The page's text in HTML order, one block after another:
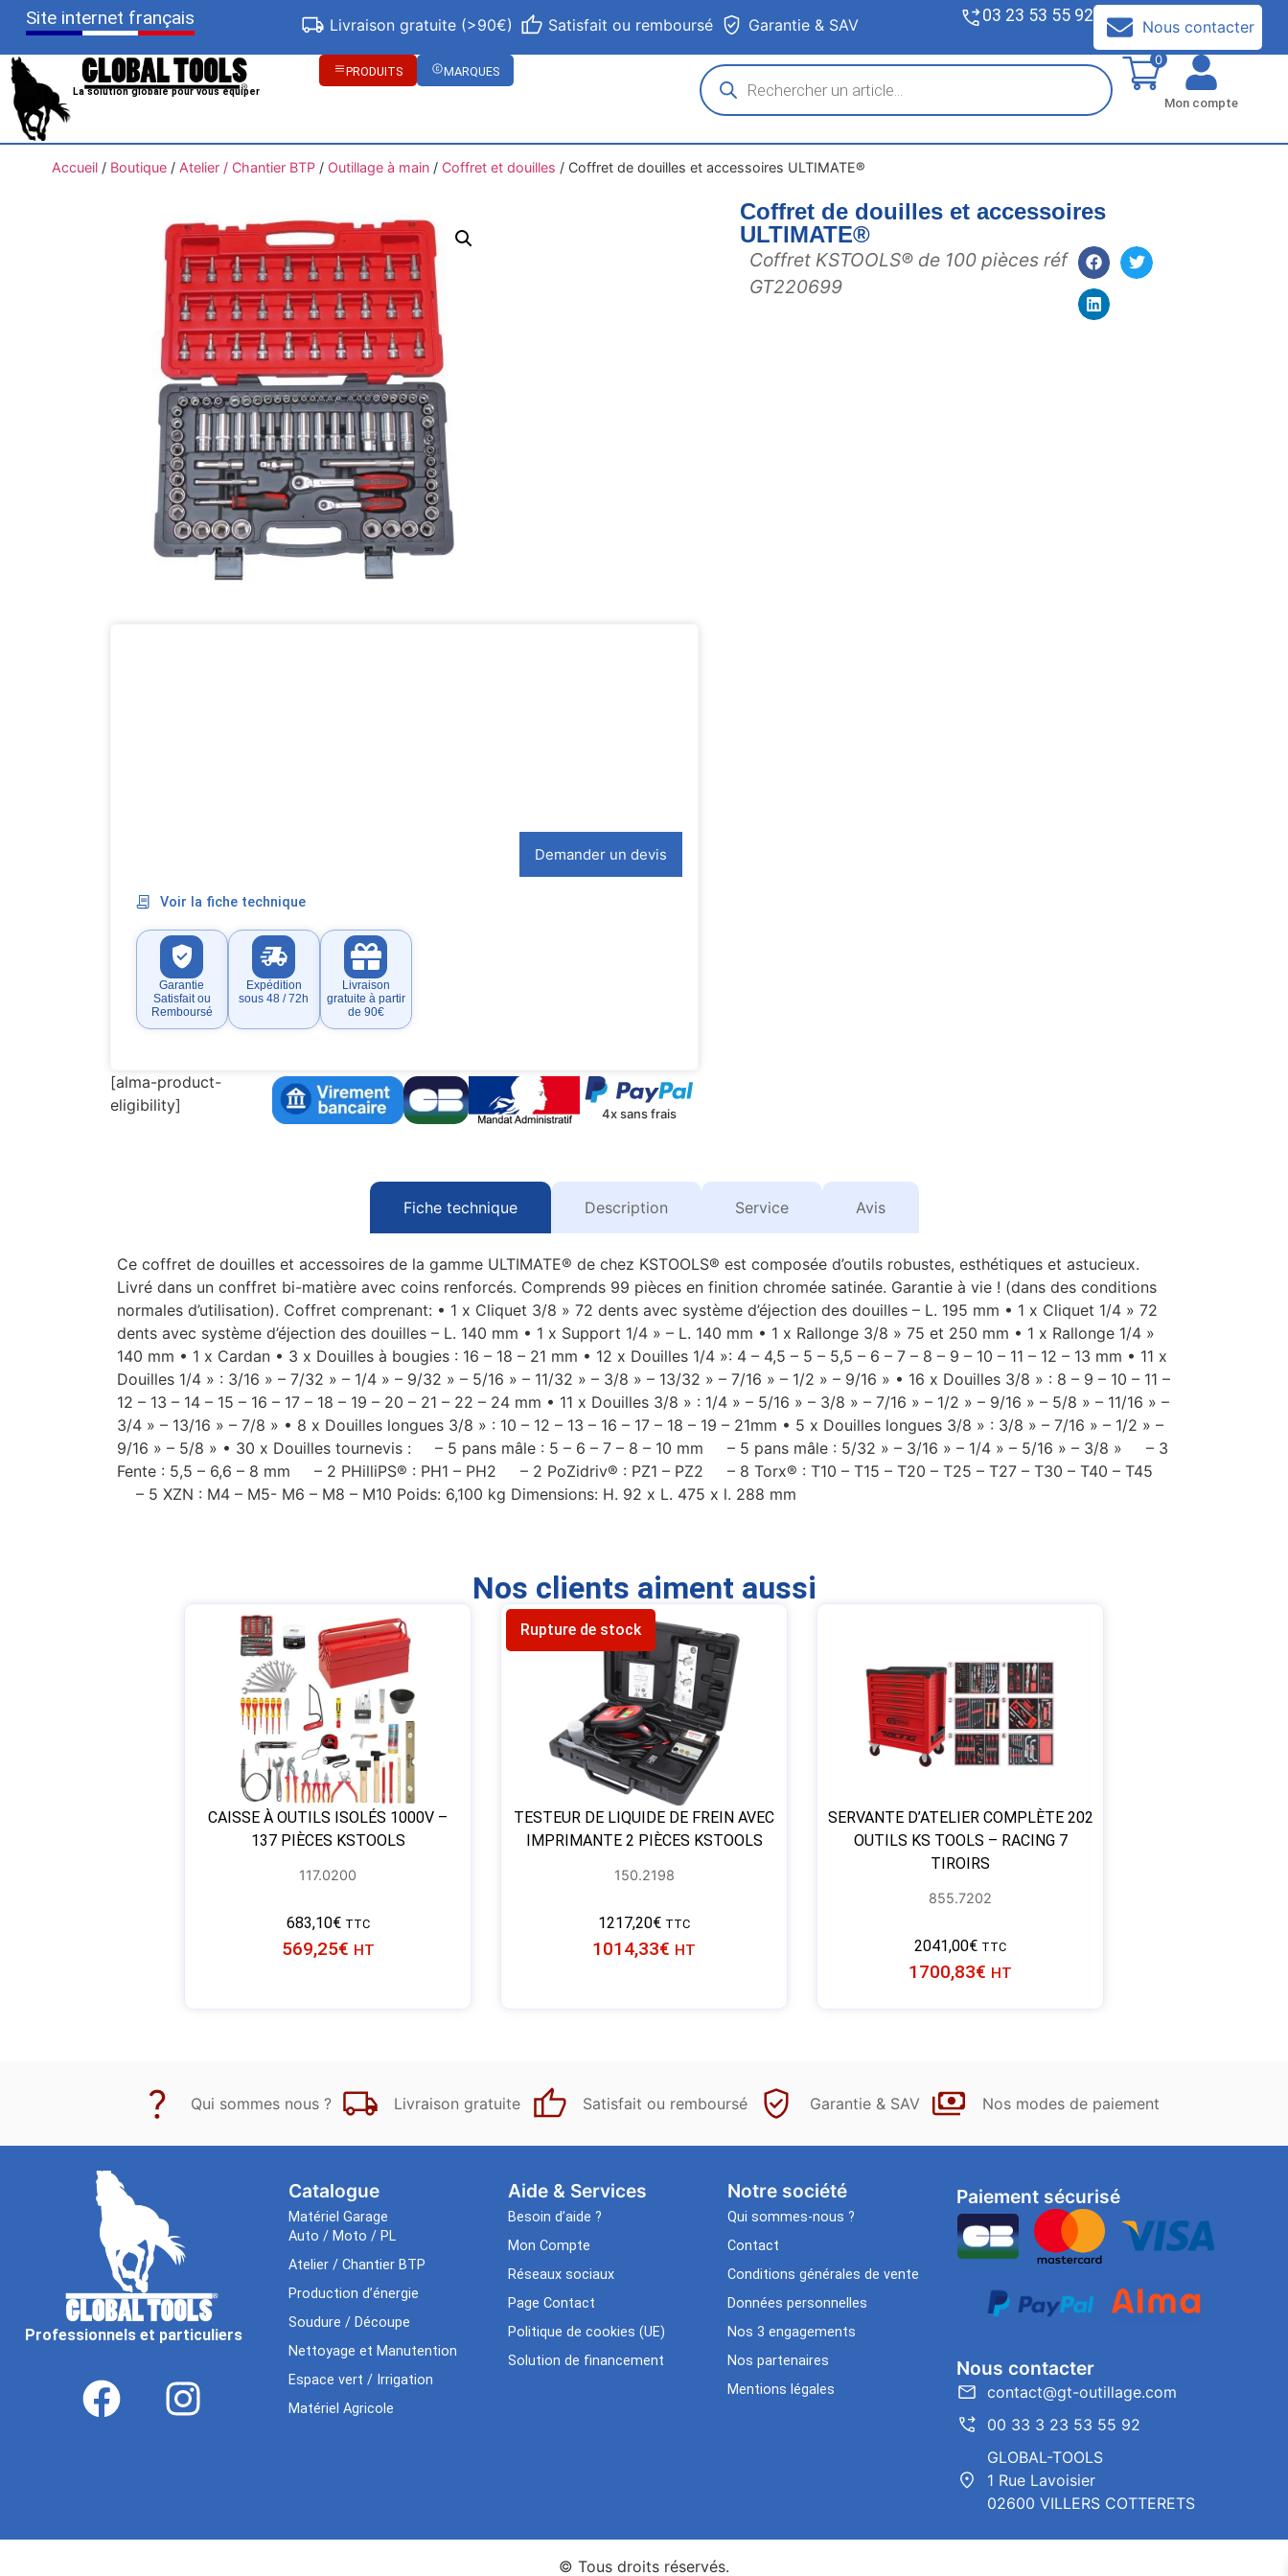
Site internet français Livraison gratuite (>90€) Satisfait ou remboursé Garantie & SAV 03 23 53 55 92
Nous contacter
La solution globale pour vous équiper
PRODUITS MARQUES
0
Mon compte
Accueil/ Boutique/ Atelier / Chantier BTP/ Outillage à main/ Coffret et douilles / Coffret de douilles et accessoires ULTIMATE®
Coffret de douilles et accessoires
ULTIMATE®
Coffret KSTOOLS® de 100 pièces réf
GT220699
Demander un devis
Voir la fiche technique
Garantie
Satisfait ou
Remboursé
Expédition
sous 48 / 72h
Livraison
gratuite à partir
de 90€
[alma-product-
eligibility]
4x sans frais
Fiche technique Description Service Avis
Ce coffret de douilles et accessoires de la gamme ULTIMATE® de chez KSTOOLS® est composée d’outils robustes, esthétiques et astucieux.
Livré dans un conffret bi-matière avec coins renforcés. Comprends 99 pièces en finition chromée satinée. Garantie à vie ! (dans des conditions
normales d’utilisation). Coffret comprenant: • 1 x Cliquet 3/8 » 72 dents avec système d’éjection des douilles – L. 195 mm • 1 x Cliquet 1/4 » 72
dents avec système d’éjection des douilles – L. 140 mm • 1 x Support 1/4 » – L. 140 mm • 1 x Rallonge 3/8 » 75 et 250 mm • 1 x Rallonge 1/4 »
140 mm • 1 x Cardan • 3 x Douilles à bougies : 16 – 18 – 21 mm • 12 x Douilles 1/4 »: 4 – 4,5 – 5 – 5,5 – 6 – 7 – 8 – 9 – 10 – 11 – 12 – 13 mm • 11 x
Douilles 1/4 » : 3/16 » – 7/32 » – 1/4 » – 9/32 » – 5/16 » – 11/32 » – 3/8 » – 13/32 » – 7/16 » – 1/2 » – 9/16 » • 16 x Douilles 3/8 » : 8 – 9 – 10 – 11 –
12 – 13 – 14 – 15 – 16 – 17 – 18 – 19 – 20 – 21 – 22 – 24 mm • 11 x Douilles 3/8 » : 1/4 » – 5/16 » – 3/8 » – 7/16 » – 1/2 » – 9/16 » – 5/8 » – 11/16 » –
3/4 » – 13/16 » – 7/8 » • 8 x Douilles longues 3/8 » : 10 – 12 – 13 – 16 – 17 – 18 – 19 – 21mm • 5 x Douilles longues 3/8 » : 3/8 » – 7/16 » – 1/2 » –
9/16 » – 5/8 » • 30 x Douilles tournevis : – 5 pans mâle : 5 – 6 – 7 – 8 – 10 mm – 5 pans mâle : 5/32 » – 3/16 » – 1/4 » – 5/16 » – 3/8 » – 3
Fente : 5,5 – 6,6 – 8 mm – 2 PHilliPS® : PH1 – PH2 – 2 PoZidriv® : PZ1 – PZ2 – 8 Torx® : T10 – T15 – T20 – T25 – T27 – T30 – T40 – T45
– 5 XZN : M4 – M5- M6 – M8 – M10 Poids: 6,100 kg Dimensions: H. 92 x L. 475 x l. 288 mm
Nos clients aiment aussi
CAISSE À OUTILS ISOLÉS 1000V –
137 PIÈCES KSTOOLS
117.0200
683,10€ TTC
569,25€ HT
Rupture de stock
TESTEUR DE LIQUIDE DE FREIN AVEC
IMPRIMANTE 2 PIÈCES KSTOOLS
150.2198
1217,20€ TTC
1014,33€ HT
SERVANTE D’ATELIER COMPLÈTE 202
OUTILS KS TOOLS – RACING 7
TIROIRS
855.7202
2041,00€ TTC
1700,83€ HT
Qui sommes nous ? Livraison gratuite Satisfait ou remboursé Garantie & SAV Nos modes de paiement
Professionnels et particuliers
Catalogue
Matériel Garage
Auto / Moto / PL
Atelier / Chantier BTP
Production d’énergie
Soudure / Découpe
Nettoyage et Manutention
Espace vert / Irrigation
Matériel Agricole
Aide & Services​
Besoin d’aide ?
Mon Compte
Réseaux sociaux
Page Contact
Politique de cookies (UE)
Solution de financement
Notre société
Qui sommes-nous ?
Contact
Conditions générales de vente
Données personnelles
Nos 3 engagements
Nos partenaires
Mentions légales
Paiement sécurisé
Nous contacter
contact@gt-outillage.com
00 33 3 23 53 55 92
GLOBAL-TOOLS
1 Rue Lavoisier
02600 VILLERS COTTERETS
© Tous droits réservés.